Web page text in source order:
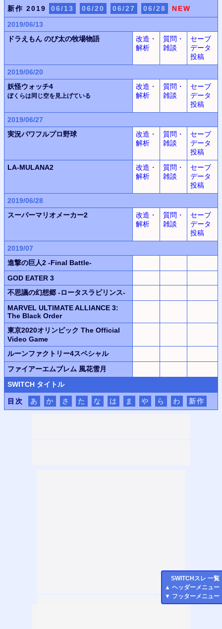
SWITCH スレ 一覧
▲ ヘッダーメニュー
▼ フッターメニュー
新作 2019 06/13 06/20 06/27 06/28
NEW
2019/06/13
ドラえもん のび太の牧場物語
改造・
解析
質問・
雑談
セーブ
データ
投稿
2019/06/20
妖怪ウォッチ4
ぼくらは同じ空を見上げている
改造・
解析
質問・
雑談
セーブ
データ
投稿
2019/06/27
実況パワフルプロ野球
改造・
解析
質問・
雑談
セーブ
データ
投稿
LA-MULANA2
改造・
解析
質問・
雑談
セーブ
データ
投稿
2019/06/28
スーパーマリオメーカー2
改造・
解析
質問・
雑談
セーブ
データ
投稿
2019/07
進撃の巨人2 -Final Battle-
GOD EATER 3
不思議の幻想郷 -ロータスラビリンス-
MARVEL ULTIMATE ALLIANCE 3:
The Black Order
東京2020オリンピック The Official
Video Game
ルーンファクトリー4スペシャル
ファイアーエムブレム 風花雪月
SWITCH タイトル
目次 あ か さ た な は ま や ら わ 新作